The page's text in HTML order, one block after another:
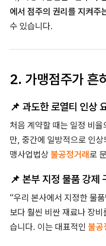
에서 점주의 권리를 지켜주
수 있습니다.
2. 가맹점주가 흔
📌 과도한 로열티 인상
처음 계약할 때는 일정 비
만, 중간에 일방적으로 인
맹사업법상불공정거래로
📌 본부 지정 물품 강제
“우리 본사에서 지정한 물
보다 훨씬 비싼 재료나 장
습니다. 이는 대표적인 불공